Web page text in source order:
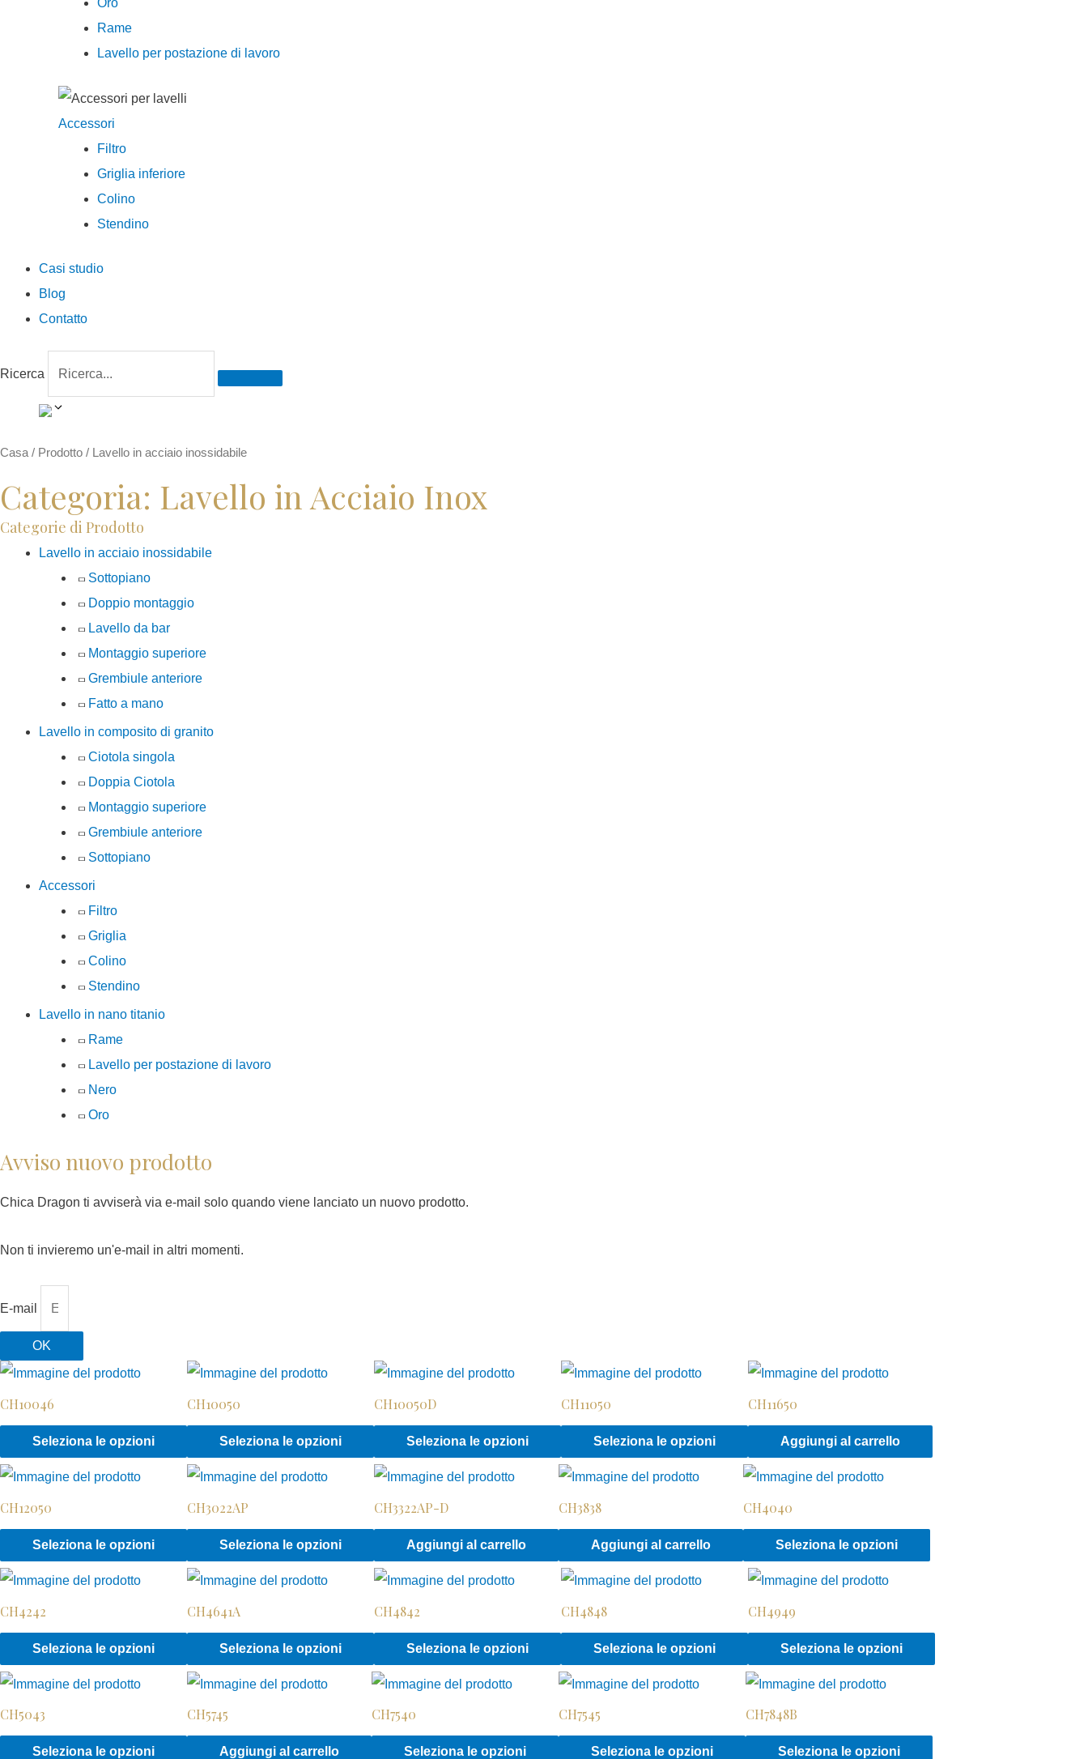
Oro
Rame
Lavello per postazione di lavoro
Accessori
Filtro
Griglia inferiore
Colino
Stendino
Casi studio
Blog
Contatto
Ricerca
Casa/ Prodotto / Lavello in acciaio inossidabile
Categoria: Lavello in Acciaio Inox
Categorie di Prodotto
Lavello in acciaio inossidabile
Sottopiano
Doppio montaggio
Lavello da bar
Montaggio superiore
Grembiule anteriore
Fatto a mano
Lavello in composito di granito
Ciotola singola
Doppia Ciotola
Montaggio superiore
Grembiule anteriore
Sottopiano
Accessori
Filtro
Griglia
Colino
Stendino
Lavello in nano titanio
Rame
Lavello per postazione di lavoro
Nero
Oro
Avviso nuovo prodotto
Chica Dragon ti avviserà via e-mail solo quando viene lanciato un nuovo prodotto.
Non ti invieremo un'e-mail in altri momenti.
E-mail
OK
CH10046
Seleziona le opzioni
Questo
prodotto
ha
più
varianti.
opzioni
possono
essere
nella
pagina
CH10050
Seleziona le opzioni
Questo
prodotto
ha
più
varianti.
opzioni
possono
essere
nella
pagina
CH10050D
Seleziona le opzioni
Questo
prodotto
ha
più
varianti.
opzioni
possono
essere
nella
pagina
CH11050
Seleziona le opzioni
Questo
prodotto
ha
più
varianti.
opzioni
possono
essere
nella
pagina
CH11650
Aggiungi al carrello
CH12050
Seleziona le opzioni
Questo
prodotto
ha
più
varianti.
opzioni
possono
essere
CH3022AP
Seleziona le opzioni
Questo
prodotto
ha
più
varianti.
opzioni
possono
essere
CH3322AP-D
Aggiungi al carrello
CH3838
Aggiungi al carrello
CH4040
Seleziona le opzioni
Questo
prodotto
varianti.
essere
CH4242
Seleziona le opzioni
Questo
prodotto
ha
più
varianti.
CH4641A
Seleziona le opzioni
Questo
prodotto
ha
più
varianti.
CH4842
Seleziona le opzioni
Questo
prodotto
ha
più
varianti.
CH4848
Seleziona le opzioni
Questo
prodotto
ha
più
varianti.
CH4949
Seleziona le opzioni
Questo
prodotto
CH5043
Seleziona le opzioni
Questo
CH5745
Aggiungi al carrello
CH7540
Seleziona le opzioni
Questo
CH7545
Seleziona le opzioni
Questo
CH7848B
Seleziona le opzioni
Questo